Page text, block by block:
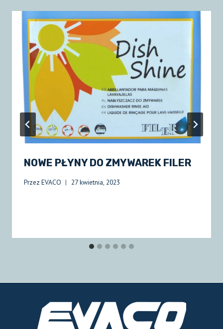
NOWE PŁYNY DO ZMYWAREK FILER
Przez EVACO 27 kwietnia, 2023